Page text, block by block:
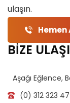
ulaşın.
Hemen
BİZE
Aşağı Eğlence,
(0) 312 323